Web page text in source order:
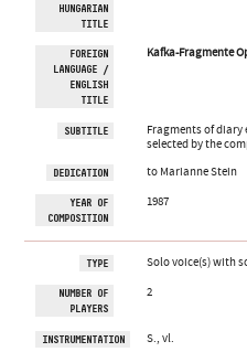
HUNGARIAN
TITLE
FOREIGN
LANGUAGE /
ENGLISH
TITLE
Kafka-Fragmente
SUBTITLE
Fragments of diary
selected by the
DEDICATION to Marianne Stein
YEAR OF
COMPOSITION
1987
TYPE Solo voice(s) with
NUMBER OF
PLAYERS
2
INSTRUMENTATION S., vl.